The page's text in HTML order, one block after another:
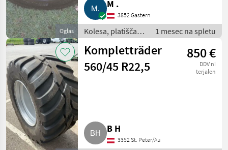
Oglas
M .
3852 Gastern
Kolesa, platišča in
pnevmatike /
Komplet kolesa
1 mesec na spletu
Kompletträder
560/45 R22,5
850 €
DDV ni
terjalen
B H
3352 St. Peter/Au